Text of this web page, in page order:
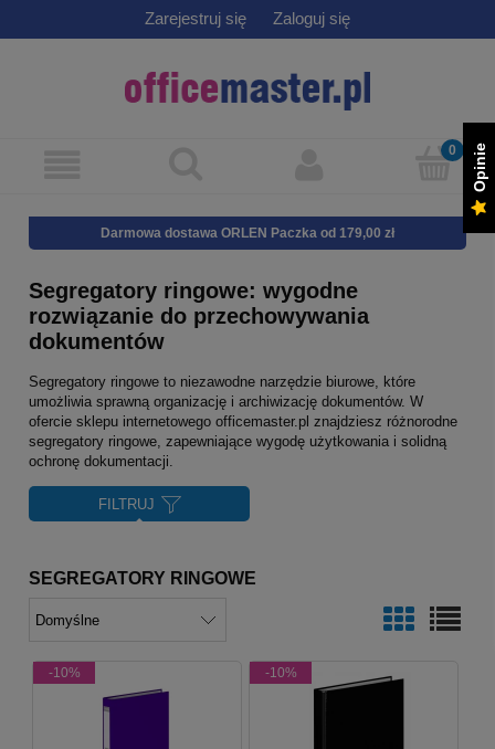
Zarejestruj się Zaloguj się
Darmowa dostawa ORLEN Paczka od 179,00 zł
Segregatory ringowe: wygodne
rozwiązanie do przechowywania
dokumentów
Segregatory ringowe to niezawodne narzędzie biurowe, które
umożliwia sprawną organizację i archiwizację dokumentów. W
ofercie sklepu internetowego officemaster.pl znajdziesz różnorodne
segregatory ringowe, zapewniające wygodę użytkowania i solidną
ochronę dokumentacji.
FILTRUJ
SEGREGATORY RINGOWE
-10% -10%
Opinie